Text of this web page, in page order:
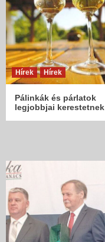
Hírek Hírek
Pálinkák és párlatok
legjobbjai kerestetnek